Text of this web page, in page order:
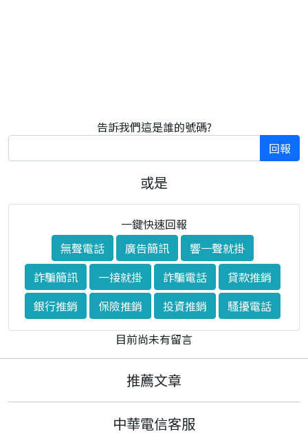
告訴我們這是誰的號碼?
回報
或是
一鍵快速回報
無聲電話
廣告簡訊
響一聲就掛
詐騙簡訊
一接就掛 詐騙電話
貸款推銷
銀行推銷
保險推銷 投資推銷
騷擾電話
目前尚未有留言
推薦文章
中華電信客服